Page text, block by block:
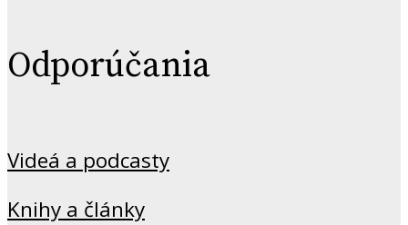
Odporúčania
Videá a podcasty
Knihy a články